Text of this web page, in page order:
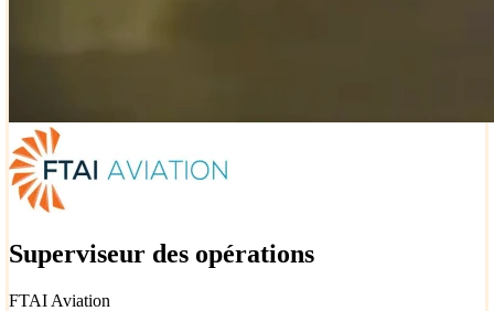
Superviseur des opérations
FTAI Aviation